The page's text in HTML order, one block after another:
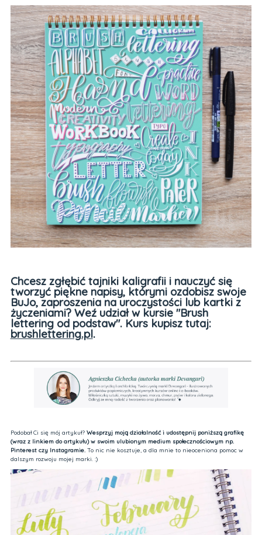
Chcesz zgłębić tajniki kaligrafii i nauczyć się
tworzyć piękne napisy, którymi ozdobisz swoje
BuJo, zaproszenia na uroczystości lub kartki z
życzeniami? Weź udział w kursie "Brush
lettering od podstaw". Kurs kupisz tutaj:
brushlettering.pl.
Podobał Ci się mój artykuł? Wesprzyj moją działalność i udostępnij poniższą grafikę
(wraz z linkiem do artykułu) w swoim ulubionym medium społecznościowym np.
Pinterest czy Instagramie.To nic nie kosztuje, a dla mnie to nieoceniona pomoc w
dalszym rozwoju mojej marki. :)